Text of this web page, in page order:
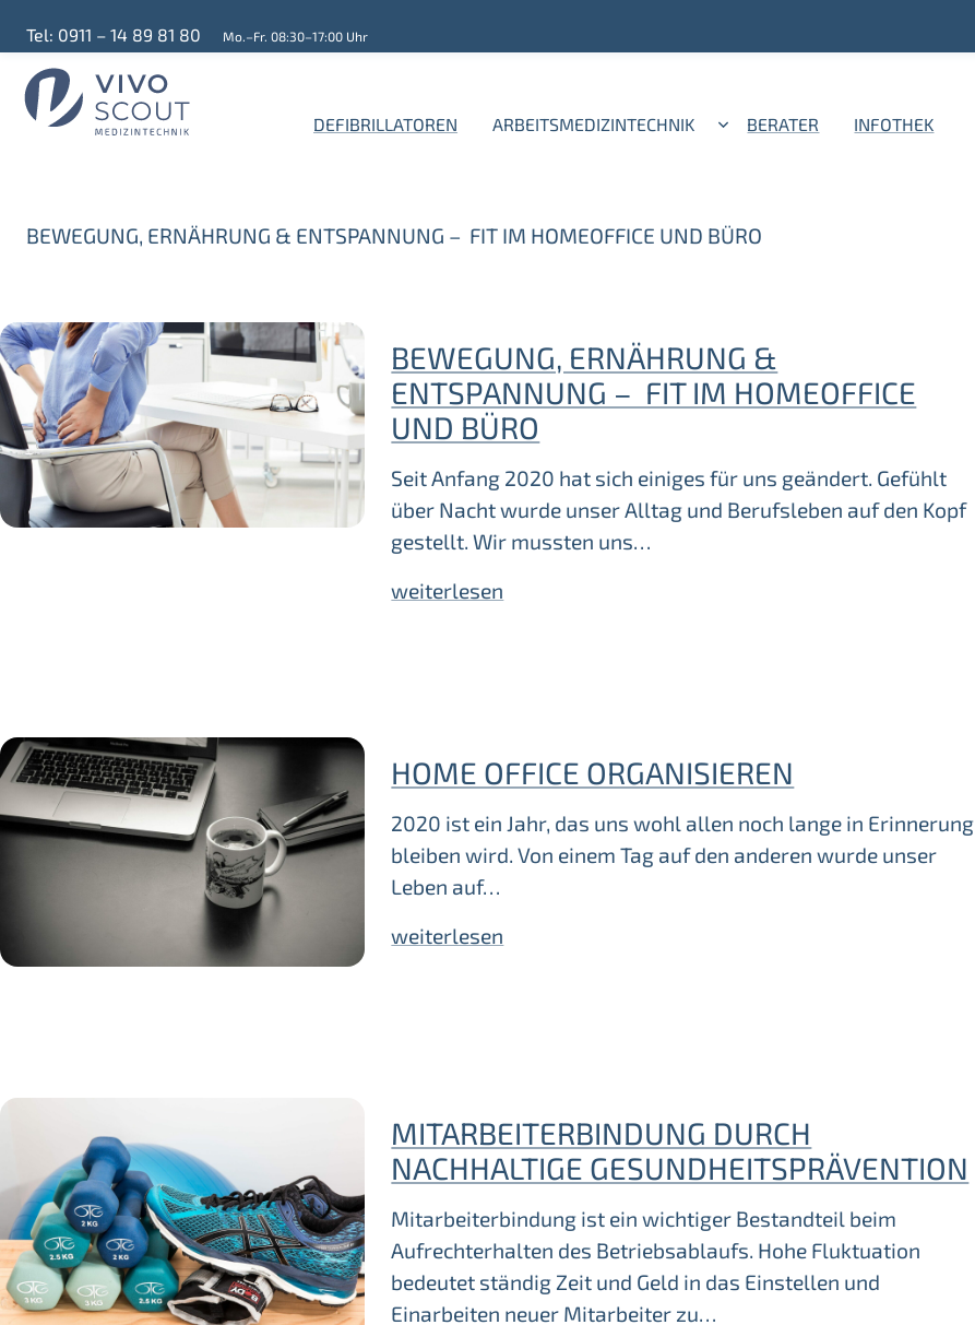
Tel: 0911 – 14 89 81 80 Mo.–Fr. 08:30–17:00 Uhr
DEFIBRILLATOREN ARBEITSMEDIZINTECHNIK BERATER INFOTHEK
BEWEGUNG, ERNÄHRUNG & ENTSPANNUNG – FIT IM HOMEOFFICE UND BÜRO
BEWEGUNG, ERNÄHRUNG &
ENTSPANNUNG – FIT IM HOMEOFFICE
UND BÜRO
Seit Anfang 2020 hat sich einiges für uns geändert. Gefühlt
über Nacht wurde unser Alltag und Berufsleben auf den Kopf
gestellt. Wir mussten uns…
weiterlesen
HOME OFFICE ORGANISIEREN
2020 ist ein Jahr, das uns wohl allen noch lange in Erinnerung
bleiben wird. Von einem Tag auf den anderen wurde unser
Leben auf…
weiterlesen
MITARBEITERBINDUNG DURCH
NACHHALTIGE GESUNDHEITSPRÄVENTION
Mitarbeiterbindung ist ein wichtiger Bestandteil beim
Aufrechterhalten des Betriebsablaufs. Hohe Fluktuation
bedeutet ständig Zeit und Geld in das Einstellen und
Einarbeiten neuer Mitarbeiter zu…